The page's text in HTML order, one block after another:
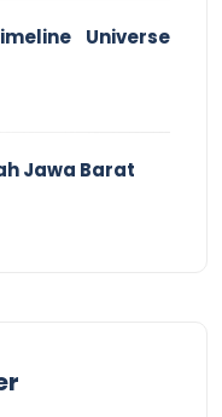
Universe
Jawa Barat